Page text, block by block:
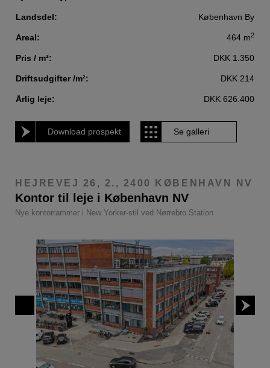
Landsdel: København By
Areal: 464 m2
Pris / m²: DKK 1.350
Driftsudgifter /m²: DKK 214
Årlig leje: DKK 626.400
Download prospekt Se galleri
HEJREVEJ 26, 2., 2400 KØBENHAVN NV
Kontor til leje i København NV
Nye kontorrammer i New Yorker-stil ved Nørrebro Station